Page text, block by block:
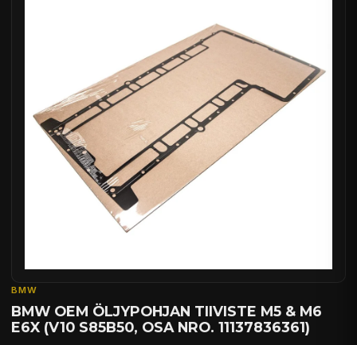
BMW
BMW OEM ÖLJYPOHJAN TIIVISTE M5 & M6
E6X (V10 S85B50, OSA NRO. 11137836361)